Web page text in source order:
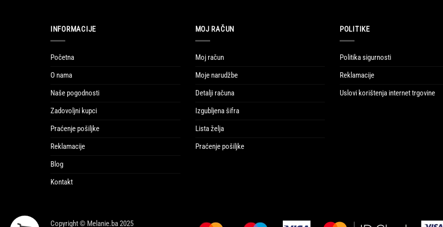
INFORMACIJE
Početna
O nama
Naše pogodnosti
Zadovoljni kupci
Praćenje pošiljke
Reklamacije
Blog
Kontakt
MOJ RAČUN
Moj račun
Moje narudžbe
Detalji računa
Izgubljena šifra
Lista želja
Praćenje pošiljke
POLITIKE
Politika sigurnosti
Reklamacije
Uslovi korištenja internet trgovine
Copyright © Melanie.ba 2025